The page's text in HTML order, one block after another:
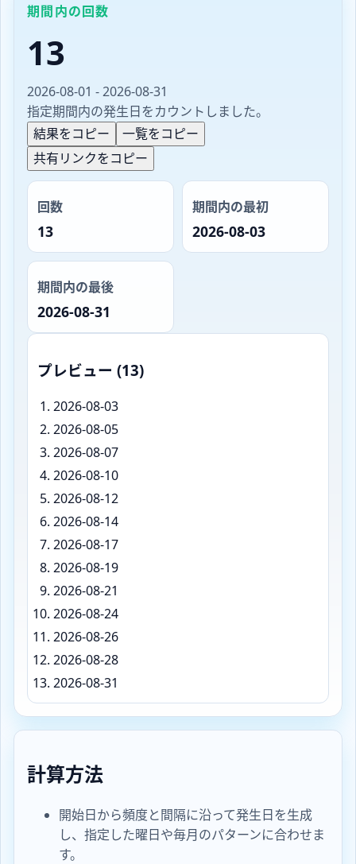
期間内の回数
13
2026-08-01 - 2026-08-31
指定期間内の発生日をカウントしました。
結果をコピー
一覧をコピー
共有リンクをコピー
回数
13
期間内の最初
2026-08-03
期間内の最後
2026-08-31
プレビュー (13)
2026-08-03
2026-08-05
2026-08-07
2026-08-10
2026-08-12
2026-08-14
2026-08-17
2026-08-19
2026-08-21
2026-08-24
2026-08-26
2026-08-28
2026-08-31
期間内の回数: 13 (2026-08-01 to 2026-08-31)
2026-08-03 2026-08-05 2026-08-07 2026-08-10 2026-
https://calcbe.com/ja/calculators/date/recurrence-
計算方法
開始日から頻度と間隔に沿って発生日を生成
し、指定した曜日や毎月のパターンに合わせま
す。